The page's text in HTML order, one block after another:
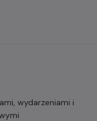
wydarzeniami i